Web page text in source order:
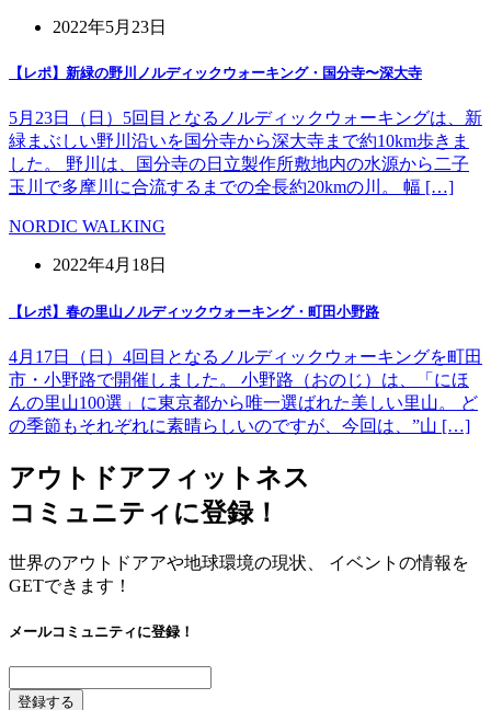
2022年5月23日
【レポ】新緑の野川ノルディックウォーキング・国分寺〜深大寺
5月23日（日）5回目となるノルディックウォーキングは、新
緑まぶしい野川沿いを国分寺から深大寺まで約10km歩きま
した。 野川は、国分寺の日立製作所敷地内の水源から二子
玉川で多摩川に合流するまでの全長約20kmの川。 幅 […]
NORDIC WALKING
2022年4月18日
【レポ】春の里山ノルディックウォーキング・町田小野路
4月17日（日）4回目となるノルディックウォーキングを町田
市・小野路で開催しました。 小野路（おのじ）は、「にほ
んの里山100選」に東京都から唯一選ばれた美しい里山。 ど
の季節もそれぞれに素晴らしいのですが、今回は、”山 […]
アウトドアフィットネス
コミュニティに登録！
世界のアウトドアアや地球環境の現状、 イベントの情報を
GETできます！
メールコミュニティに登録！